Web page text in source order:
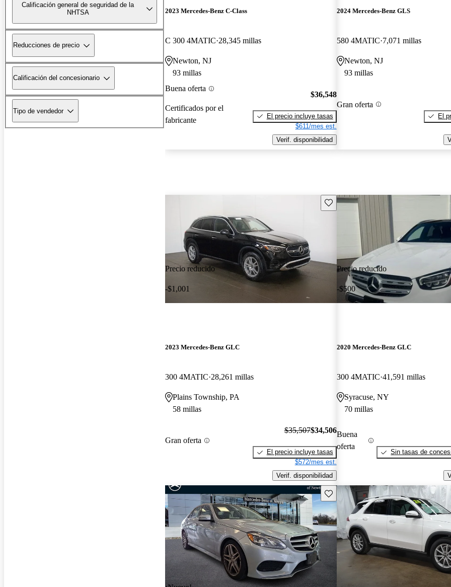
Calificación general de seguridad de la
NHTSA
Reducciones de precio
Calificación del concesionario
Tipo de vendedor
2023 Mercedes-Benz C-Class
C 300 4MATIC 28,345 millas
Newton, NJ
93 millas
Buena oferta
Certificados por el
fabricante
$36,548
El precio incluye tasas
$611/mes est.
Verif. disponibilidad
2024 Mercedes-Benz GLS
580 4MATIC 7,071 millas
Newton, NJ
93 millas
Gran oferta
El
Precio reducido
-$1,001
Guarda este Aviso
2023 Mercedes-Benz GLC
300 4MATIC 28,261 millas
Plains Township, PA
58 millas
Gran oferta
$35,507$34,506
El precio incluye tasas
$572/mes est.
Verif. disponibilidad
Precio reducido
-$500
2020 Mercedes-Benz GLC
300 4MATIC 41,591 millas
Syracuse, NY
70 millas
Buena
oferta
Sin tasas de
Guarda este Aviso